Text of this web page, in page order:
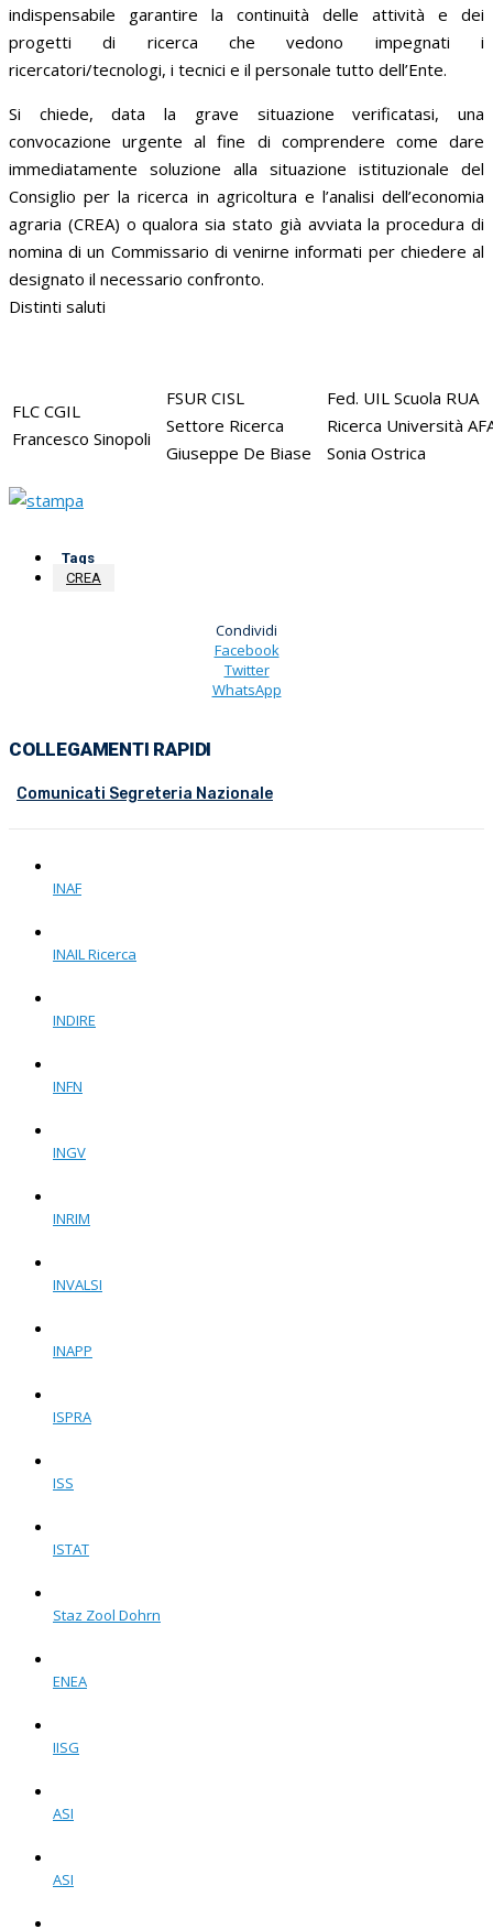
indispensabile garantire la continuità delle attività e dei
progetti di ricerca che vedono impegnati i
ricercatori/tecnologi, i tecnici e il personale tutto dell’Ente.
Si chiede, data la grave situazione verificatasi, una
convocazione urgente al fine di comprendere come dare
immediatamente soluzione alla situazione istituzionale del
Consiglio per la ricerca in agricoltura e l’analisi dell’economia
agraria (CREA) o qualora sia stato già avviata la procedura di
nomina di un Commissario di venirne informati per chiedere al
designato il necessario confronto.
Distinti saluti
FLC CGIL
Francesco Sinopoli
FSUR CISL
Settore Ricerca
Giuseppe De Biase
Fed. UIL Scuola RUA
Ricerca Università
Sonia Ostrica
Tags
CREA
Condividi
Facebook
Twitter
WhatsApp
COLLEGAMENTI RAPIDI
Comunicati Segreteria Nazionale
INAF
INAIL Ricerca
INDIRE
INFN
INGV
INRIM
INVALSI
INAPP
ISPRA
ISS
ISTAT
Staz Zool Dohrn
ENEA
IISG
ASI
ASI